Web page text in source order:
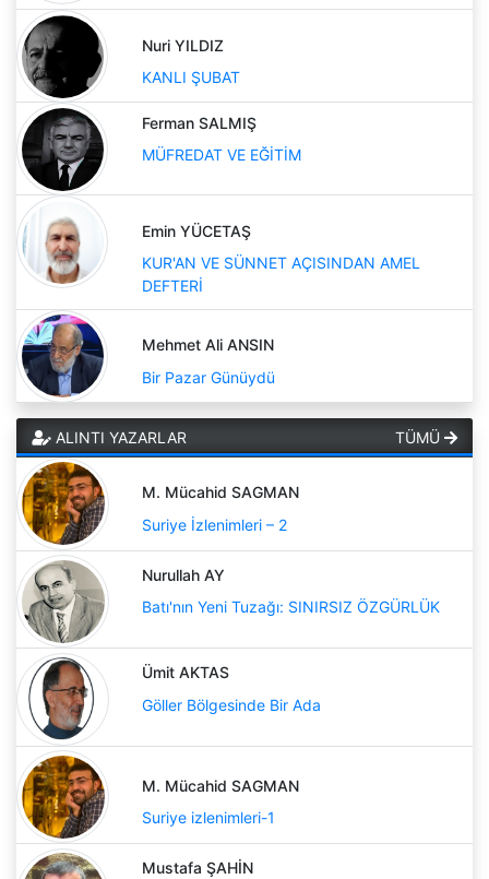
Nuri YILDIZ
KANLI ŞUBAT
Ferman SALMIŞ
MÜFREDAT VE EĞİTİM
Emin YÜCETAŞ
KUR'AN VE SÜNNET AÇISINDAN AMEL
DEFTERİ
Mehmet Ali ANSIN
Bir Pazar Günüydü
ALINTI YAZARLAR TÜMÜ
M. Mücahid SAGMAN
Suriye İzlenimleri – 2
Nurullah AY
Batı'nın Yeni Tuzağı: SINIRSIZ ÖZGÜRLÜK
Ümit AKTAS
Göller Bölgesinde Bir Ada
M. Mücahid SAGMAN
Suriye izlenimleri-1
Mustafa ŞAHİN